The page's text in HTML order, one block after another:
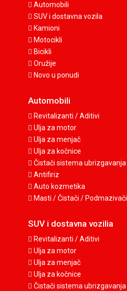
Automobili
SUV i dostavna vozila
Kamioni
Motocikli
Bicikli
Oružije
Novo u ponudi
Automobili
Revitalizanti / Aditivi
Ulja za motor
Ulja za menjač
Ulja za kočnice
Čistači sistema ubrizgavanja
Antifiriz
Auto kozmetika
Masti / Čistači / Podmazivači
SUV i dostavna vozilia
Revitalizanti / Aditivi
Ulja za motor
Ulja za menjač
Ulja za kočnice
Čistači sistema ubrizgavanja